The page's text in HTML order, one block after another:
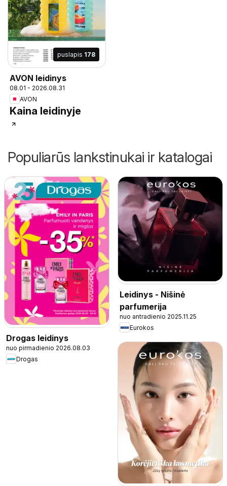
puslapis 178
AVON leidinys
08.01 - 2026.08.31
AVON
Kaina leidinyje
Populiarūs lankstinukai ir katalogai
Drogas leidinys
nuo pirmadienio 2026.08.03
Drogas
Leidinys - Nišinė
parfumerija
nuo antradienio 2025.11.25
Eurokos